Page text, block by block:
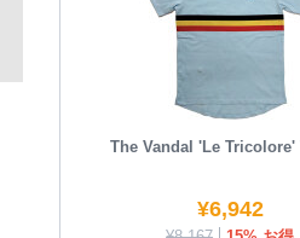
The Vandal 'Le Tricolore'
¥6,942